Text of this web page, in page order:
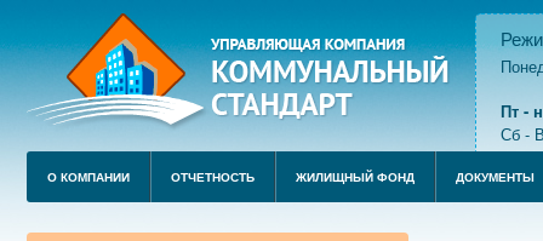
Пт -
Сб -
О КОМПАНИИ ОТЧЕТНОСТЬ ЖИЛИЩНЫЙ ФОНД ДОКУМЕНТЫ